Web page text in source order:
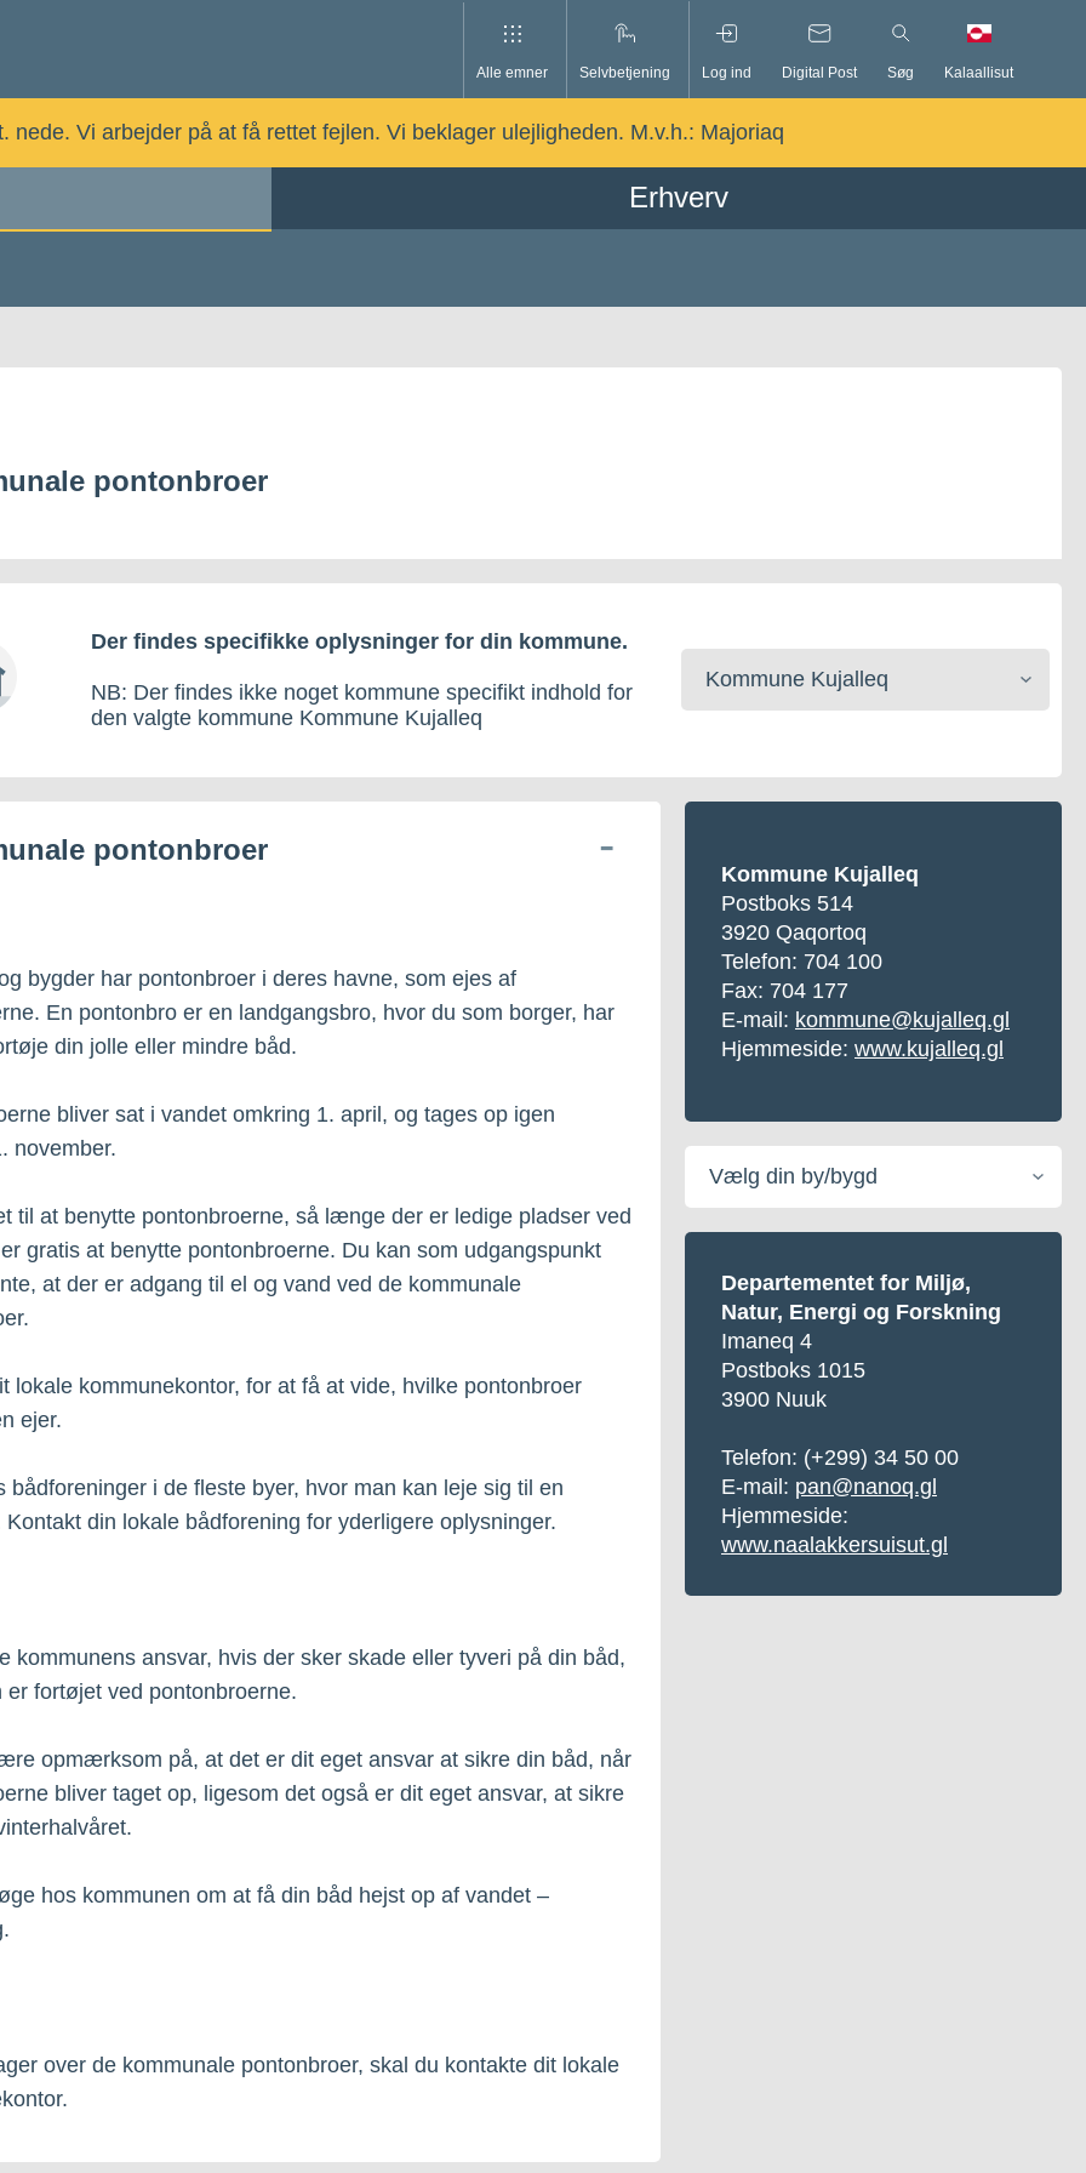
Alle emner Selvbetjening Log ind Digital Post Søg Kalaallisut
Vi arbejder på at få rettet fejlen. Vi beklager ulejligheden. M.v.h.: Majoriaq
Erhverv
pontonbroer
Der findes specifikke oplysninger for din kommune.
NB: Der findes ikke noget kommune specifikt indhold for
den valgte kommune Kommune Kujalleq
kommune
pontonbroer
bygder har pontonbroer i deres havne, som ejes af
En pontonbro er en landgangsbro, hvor du som borger, har
din jolle eller mindre båd.
bliver sat i vandet omkring 1. april, og tages op igen
november.
til at benytte pontonbroerne, så længe der er ledige pladser ved
gratis at benytte pontonbroerne. Du kan som udgangspunkt
at der er adgang til el og vand ved de kommunale
lokale kommunekontor, for at få at vide, hvilke pontonbroer
ejer.
bådforeninger i de fleste byer, hvor man kan leje sig til en
Kontakt din lokale bådforening for yderligere oplysninger.
kommunens ansvar, hvis der sker skade eller tyveri på din båd,
er fortøjet ved pontonbroerne.
opmærksom på, at det er dit eget ansvar at sikre din båd, når
bliver taget op, ligesom det også er dit eget ansvar, at sikre
hos kommunen om at få din båd hejst op af vandet –
over de kommunale pontonbroer, skal du kontakte dit lokale
Kommune Kujalleq
Postboks 514
3920 Qaqortoq
Telefon: 704 100
Fax: 704 177
E-mail: kommune@kujalleq.gl
Hjemmeside: www.kujalleq.gl
Vælg
din
by/bygd
Departementet for Miljø,
Natur, Energi og Forskning
Imaneq 4
Postboks 1015
3900 Nuuk
Telefon: (+299) 34 50 00
E-mail: pan@nanoq.gl
Hjemmeside:
www.naalakkersuisut.gl